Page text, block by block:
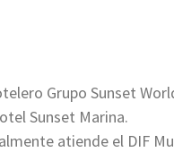
Grupo Sunset
Sunset Marina.
atiende el DIF